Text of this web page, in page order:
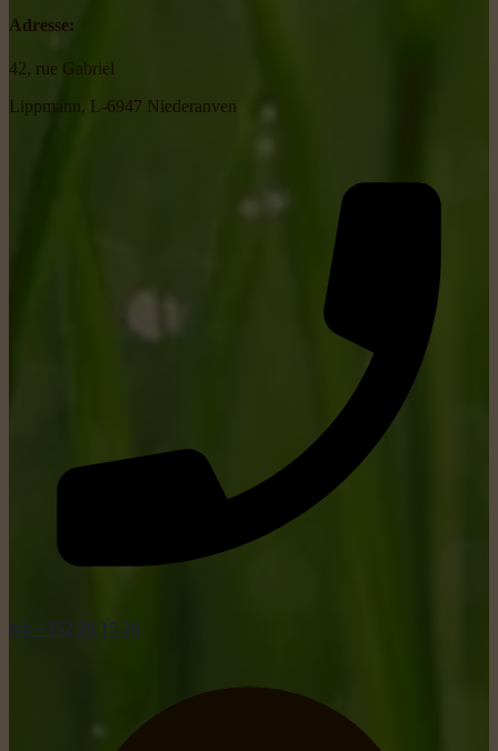
Adresse:
42, rue Gabriel
Lippmann, L-6947 Niederanven
tel: +352 26 15 26